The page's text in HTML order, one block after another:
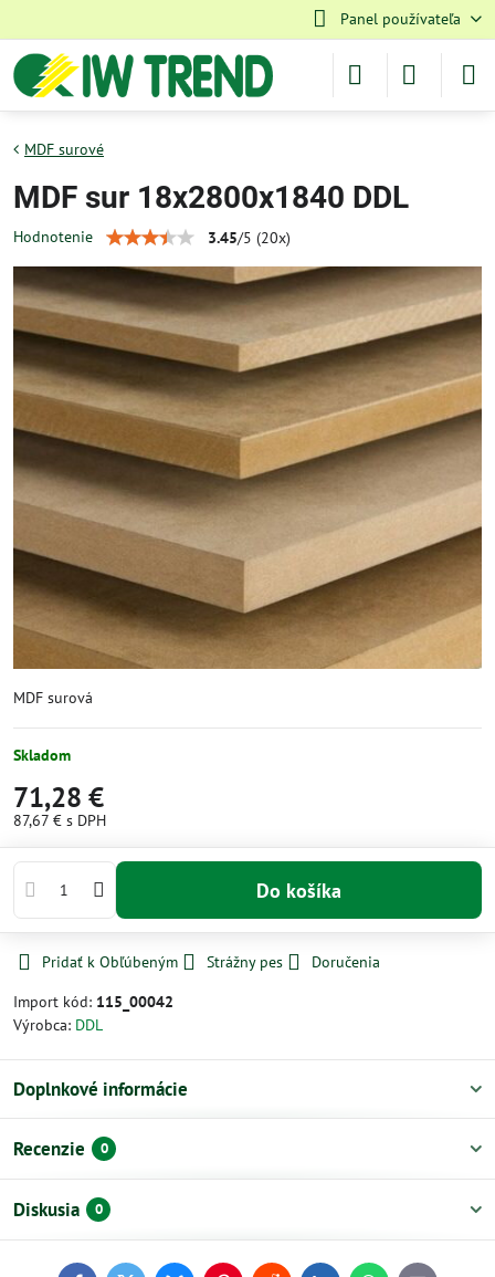
Panel používateľa
MDF surové
MDF sur 18x2800x1840 DDL
Hodnotenie 3.45/5 (20x)
MDF surová
Skladom
71,28 €
87,67 € s DPH
Do košíka
Pridať k Obľúbeným Strážny pes
Doručenia
Import kód: 115_00042
Výrobca: DDL
Doplnkové informácie
Recenzie 0
Diskusia 0